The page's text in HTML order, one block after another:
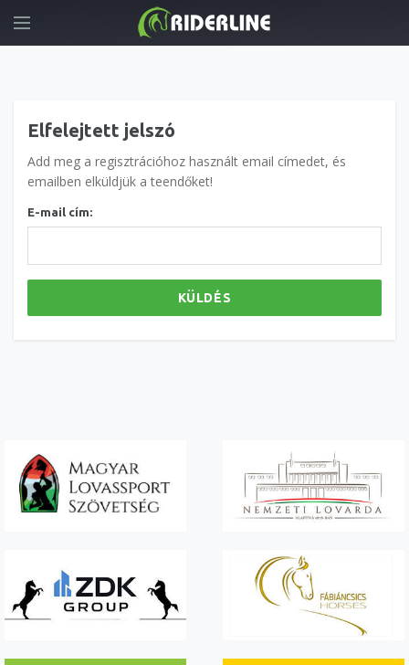
Elfelejtett jelszó
Add meg a regisztrációhoz használt email címedet, és
emailben elküldjük a teendőket!
E-mail cím:
KÜLDÉS